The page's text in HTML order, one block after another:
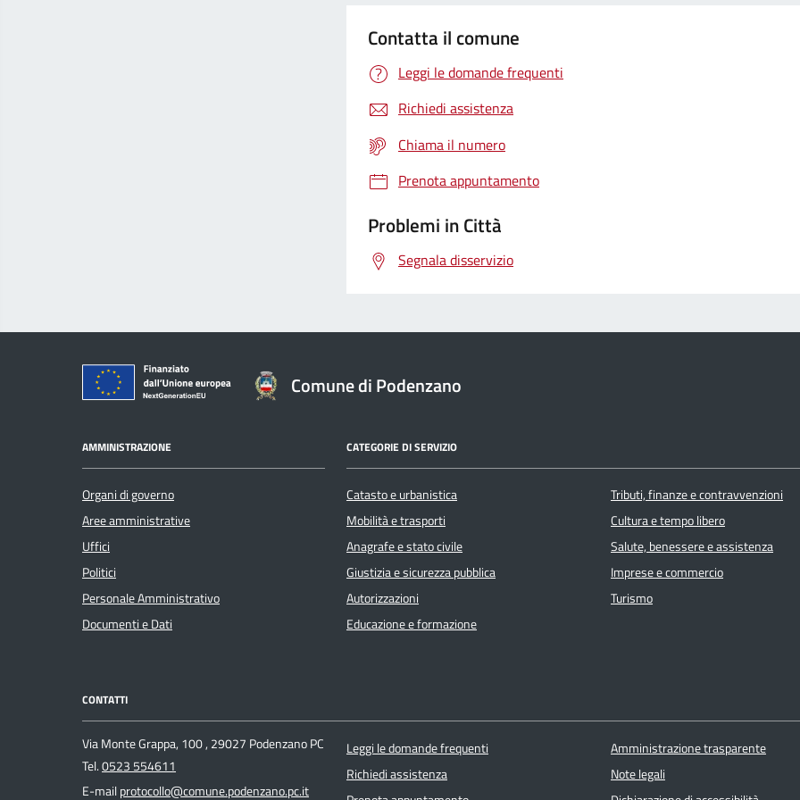
Contatta il comune
Leggi le domande frequenti
Richiedi assistenza
Chiama il numero
Prenota appuntamento
Problemi in Città
Segnala disservizio
Comune di Podenzano
AMMINISTRAZIONE
Organi di governo
Aree amministrative
Uffici
Politici
Personale Amministrativo
Documenti e Dati
CATEGORIE DI SERVIZIO
Catasto e urbanistica
Mobilità e trasporti
Anagrafe e stato civile
Giustizia e sicurezza pubblica
Autorizzazioni
Educazione e formazione
Tributi, finanze e contravvenzioni
Cultura e tempo libero
Salute, benessere e assistenza
Imprese e commercio
Turismo
CONTATTI
Via Monte Grappa, 100 , 29027 Podenzano PC
Tel.0523 554611
E-mailprotocollo@comune.podenzano.pc.it
Leggi le domande frequenti
Richiedi assistenza
Amministrazione trasparente
Note legali